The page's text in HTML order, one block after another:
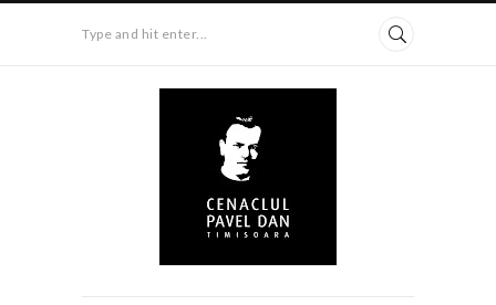
Type and hit enter...